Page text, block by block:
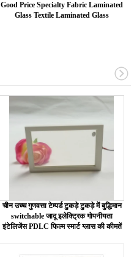
Good Price Specialty Fabric Laminated
Glass Textile Laminated Glass
चीन उच्च गुणवत्ता टेम्पर्ड टुकड़े टुकड़े में बुद्धिमान
switchable जादू इलेक्ट्रिक गोपनीयता
इंटेलिजेंस PDLC फिल्म स्मार्ट ग्लास की कीमतें